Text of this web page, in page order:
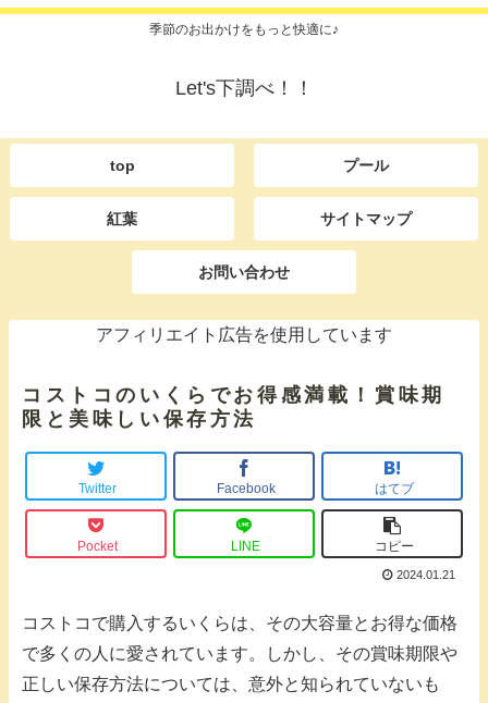
季節のお出かけをもっと快適に♪
Let's下調べ！！
top プール
紅葉 サイトマップ
お問い合わせ
アフィリエイト広告を使用しています
コストコのいくらでお得感満載！賞味期
限と美味しい保存方法
Twitter Facebook はてブ
Pocket LINE コピー
2024.01.21
コストコで購入するいくらは、その大容量とお得な価格
で多くの人に愛されています。しかし、その賞味期限や
正しい保存方法については、意外と知られていないも